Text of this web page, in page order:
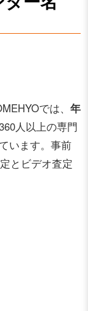
では、 年
人以上の専門
います。事前
とビデオ査定